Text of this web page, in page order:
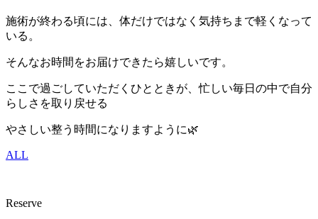
施術が終わる頃には、体だけではなく気持ちまで軽くなって
いる。
そんなお時間をお届けできたら嬉しいです。
ここで過ごしていただくひとときが、忙しい毎日の中で自分
らしさを取り戻せる
やさしい整う時間になりますように🌿
ALL
Reserve